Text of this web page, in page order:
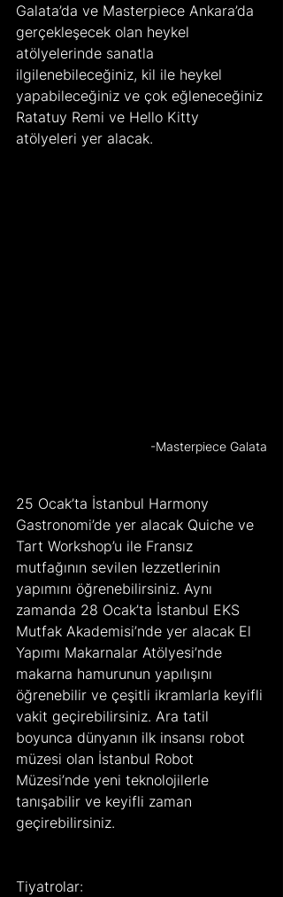
Galata’da ve Masterpiece Ankara’da
gerçekleşecek olan heykel
atölyelerinde sanatla
ilgilenebileceğiniz, kil ile heykel
yapabileceğiniz ve çok eğleneceğiniz
Ratatuy Remi ve Hello Kitty
atölyeleri yer alacak.
-Masterpiece Galata
25 Ocak’ta İstanbul Harmony
Gastronomi’de yer alacak Quiche ve
Tart Workshop’u ile Fransız
mutfağının sevilen lezzetlerinin
yapımını öğrenebilirsiniz. Aynı
zamanda 28 Ocak’ta İstanbul EKS
Mutfak Akademisi’nde yer alacak El
Yapımı Makarnalar Atölyesi’nde
makarna hamurunun yapılışını
öğrenebilir ve çeşitli ikramlarla keyifli
vakit geçirebilirsiniz. Ara tatil
boyunca dünyanın ilk insansı robot
müzesi olan İstanbul Robot
Müzesi’nde yeni teknolojilerle
tanışabilir ve keyifli zaman
geçirebilirsiniz.
Tiyatrolar: